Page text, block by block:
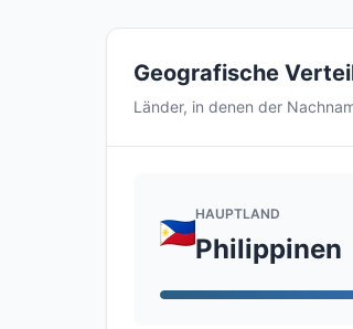
Geografische
Länder, in denen der
HAUPTLAND
Philippinen